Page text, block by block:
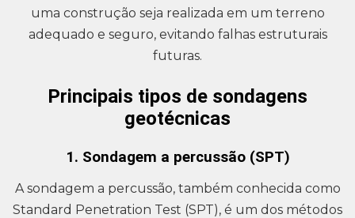
uma construção seja realizada em um terreno
adequado e seguro, evitando falhas estruturais
futuras.
Principais tipos de sondagens
geotécnicas
1. Sondagem a percussão (SPT)
A sondagem a percussão, também conhecida como
Standard Penetration Test (SPT), é um dos métodos